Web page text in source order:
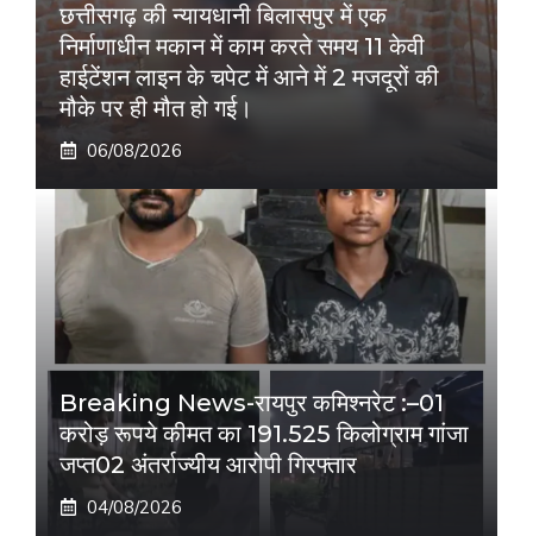
छत्तीसगढ़ की न्यायधानी बिलासपुर में एक
निर्माणाधीन मकान में काम करते समय 11 केवी
हाईटेंशन लाइन के चपेट में आने में 2 मजदूरों की
मौके पर ही मौत हो गई।
06/08/2026
Breaking News-रायपुर कमिश्नरेट :–01
करोड़ रूपये कीमत का 191.525 किलोग्राम गांजा
जप्त02 अंतर्राज्यीय आरोपी गिरफ्तार
04/08/2026